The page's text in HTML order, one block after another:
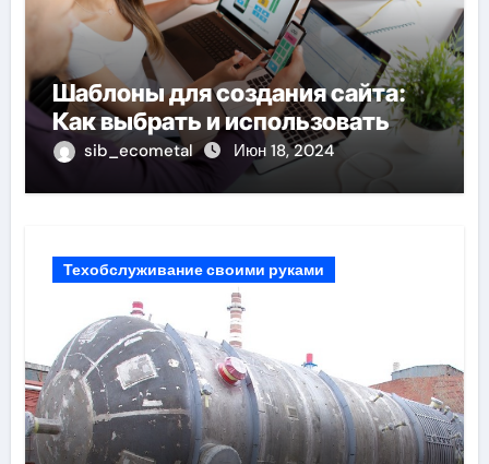
Шаблоны для создания сайта:
Как выбрать и использовать
sib_ecometal Июн 18, 2024
Техобслуживание своими руками